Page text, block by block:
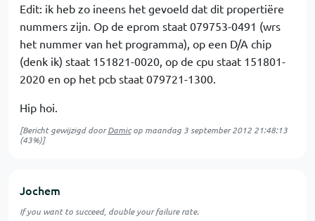
Edit: ik heb zo ineens het gevoeld dat dit propertiëre
nummers zijn. Op de eprom staat 079753-0491 (wrs
het nummer van het programma), op een D/A chip
(denk ik) staat 151821-0020, op de cpu staat 151801-
2020 en op het pcb staat 079721-1300.
Hip hoi.
[Bericht gewijzigd doorDamicop maandag 3 september 2012 21:48:13
(43%)]
Jochem
If you want to succeed, double your failure rate.